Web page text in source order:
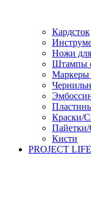
Кардсток
Ножи
Штампы
Маркеры
Краски/
Кисти
PROJECT